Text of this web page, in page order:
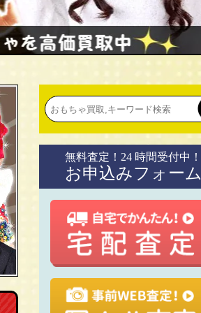
無料査定！24 時間受付中！
お申込みフォーム